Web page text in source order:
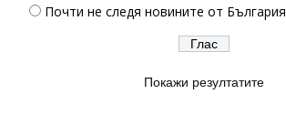
Почти не следя новините от България
Покажи резултатите